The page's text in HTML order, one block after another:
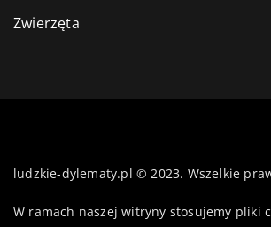
Zwierzęta
ludzkie-dylematy.pl © 2023. Wszelkie
W ramach naszej witryny stosujemy pliki